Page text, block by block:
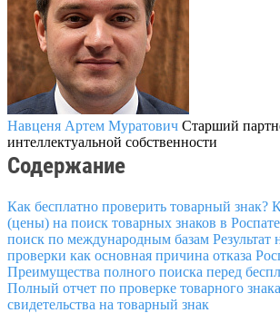
Навценя Артем Муратович Старший
интеллектуальной собственности
Содержание
Как бесплатно проверить товарный знак?
(цены) на поиск товарных знаков в
поиск по международным базам Результат
проверки как основная причина отказа
Преимущества полного поиска перед
Полный отчет по проверке товарного знака
свидетельства на товарный знак